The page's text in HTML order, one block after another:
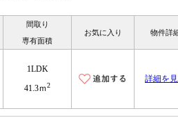
間取り
専有面積
お気に入り 物件詳
1LDK
41.3ｍ2
詳細を